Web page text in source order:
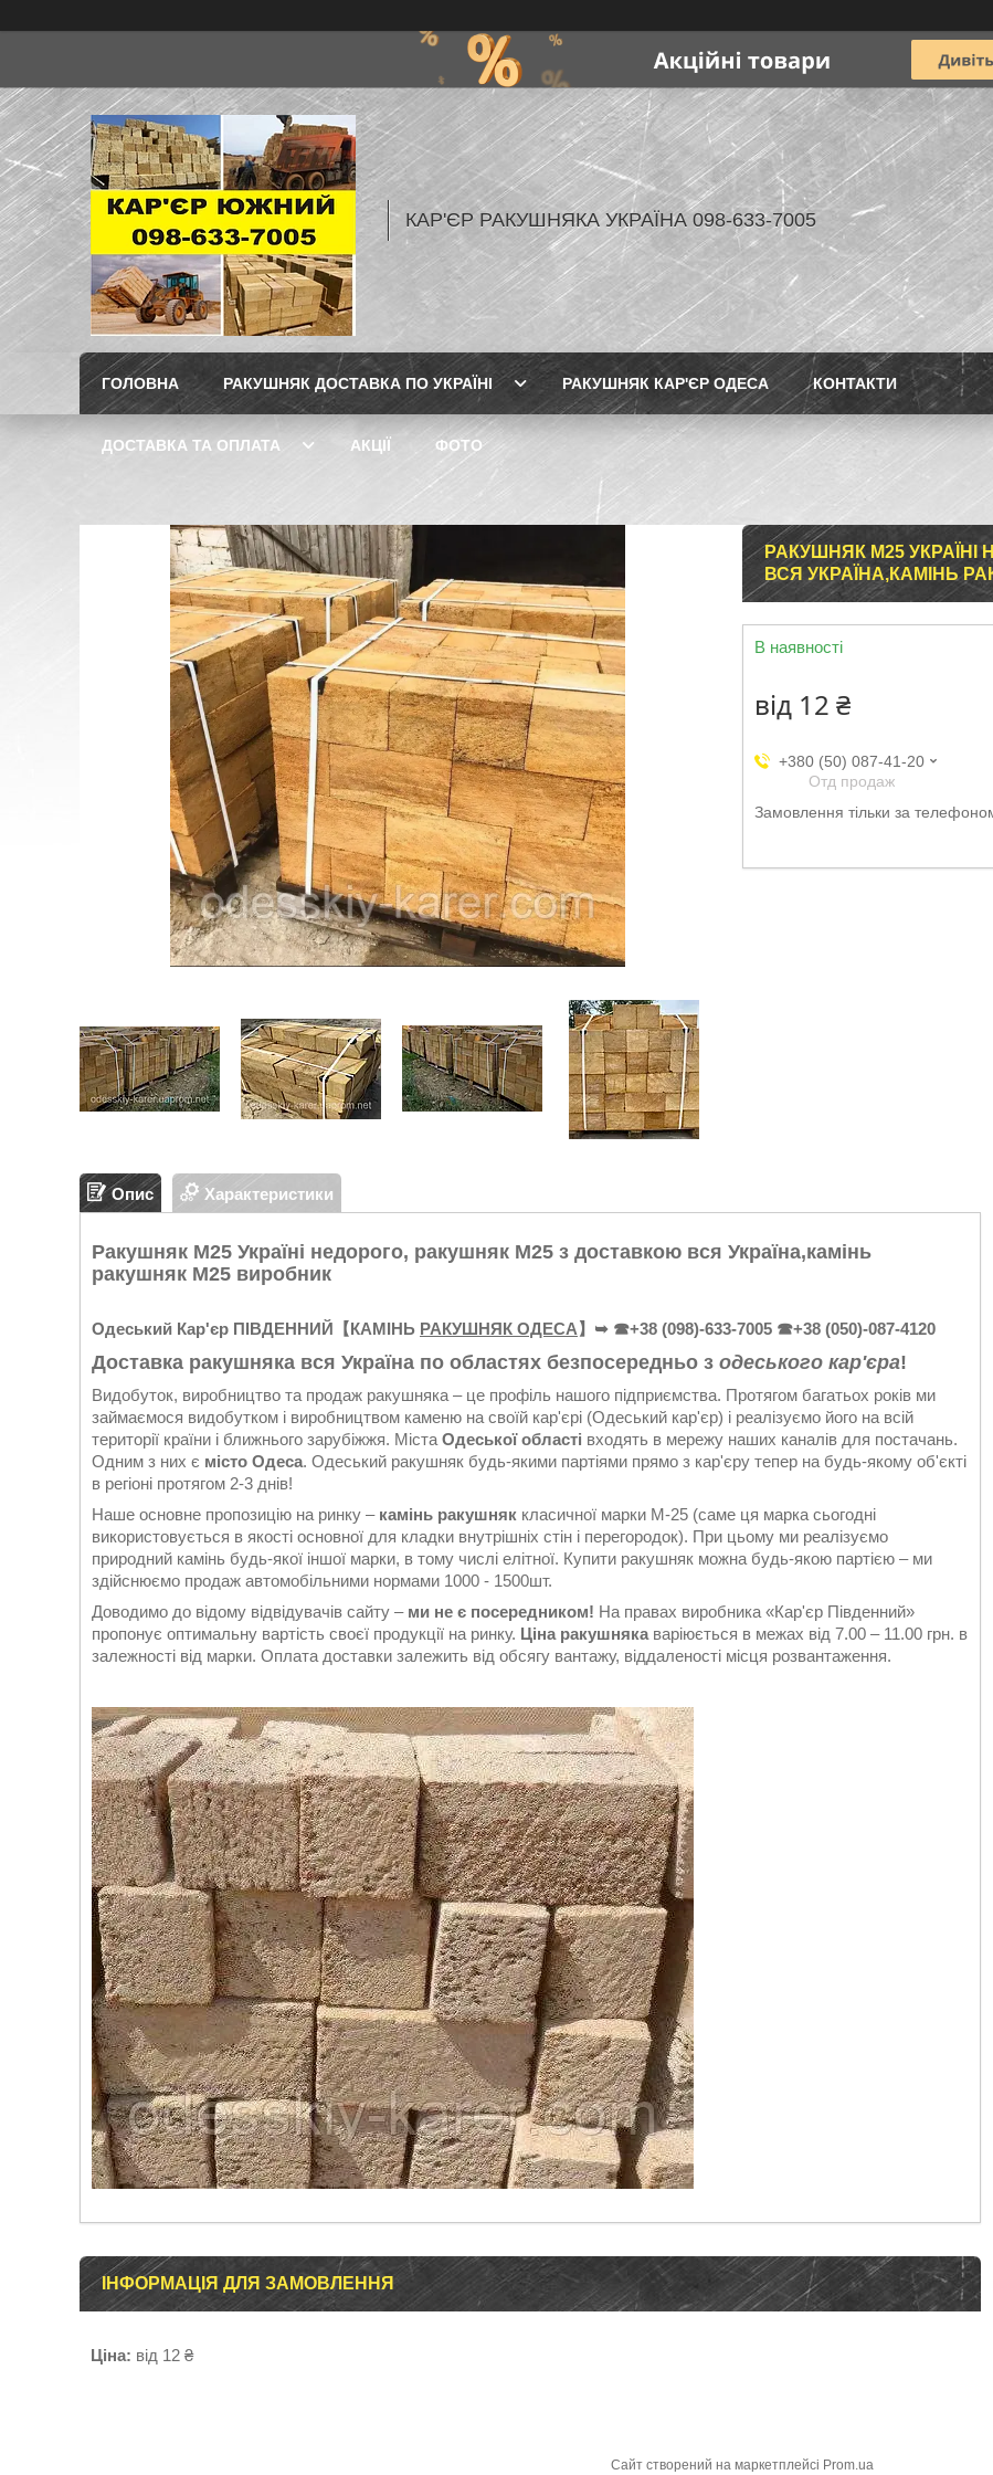
КАР'ЄР РАКУШНЯКА УКРАЇНА 098-633-7005
ГОЛОВНА РАКУШНЯК ДОСТАВКА ПО УКРАЇНІ РАКУШНЯК КАР'ЄР ОДЕСА КОНТАКТИ
ДОСТАВКА ТА ОПЛАТА АКЦІЇ ФОТО
РАКУШНЯК М25
ВСЯ УКРАЇНА,КАМІНЬ
В наявності
від 12 ₴
+380 (50) 087-41-20
Отд продаж
Замовлення тільки за
Опис Характеристики
Ракушняк М25 Україні недорого, ракушняк М25 з доставкою вся Україна,камінь
ракушняк М25 виробник
Одеський Кар'єр ПІВДЕННИЙ 【КАМІНЬ РАКУШНЯК ОДЕСА】➥ ☎+38 (098)-633-7005 ☎+38 (050)-087-4120
Доставка ракушняка вся Україна по областях безпосередньо з одеського кар'єра!
Видобуток, виробництво та продаж ракушняка – це профіль нашого підприємства. Протягом багатьох років ми
займаємося видобутком і виробництвом каменю на своїй кар'єрі (Одеський кар'єр) і реалізуємо його на всій
території країни і ближнього зарубіжжя. Міста Одеської області входять в мережу наших каналів для постачань.
Одним з них є місто Одеса. Одеський ракушняк будь-якими партіями прямо з кар'єру тепер на будь-якому об'єкті
в регіоні протягом 2-3 днів!
Наше основне пропозицію на ринку – камінь ракушняк класичної марки М-25 (саме ця марка сьогодні
використовується в якості основної для кладки внутрішніх стін і перегородок). При цьому ми реалізуємо
природний камінь будь-якої іншої марки, в тому числі елітної. Купити ракушняк можна будь-якою партією – ми
здійснюємо продаж автомобільними нормами 1000 - 1500шт.
Доводимо до відому відвідувачів сайту – ми не є посередником! На правах виробника «Кар'єр Південний»
пропонує оптимальну вартість своєї продукції на ринку. Ціна ракушняка варіюється в межах від 7.00 – 11.00 грн. в
залежності від марки. Оплата доставки залежить від обсягу вантажу, віддаленості місця розвантаження.
ІНФОРМАЦІЯ ДЛЯ ЗАМОВЛЕННЯ
Ціна: від 12 ₴
Сайт створений на маркетплейсі Prom.ua